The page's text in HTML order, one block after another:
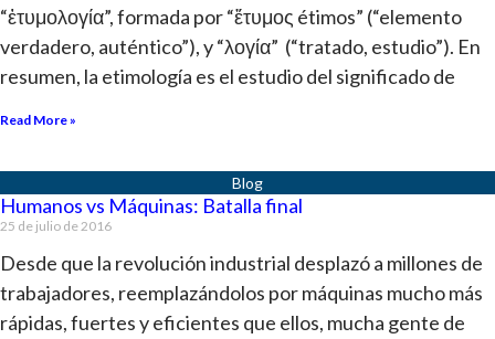
“ἐτυμολογία”, formada por “ἔτυμος étimos” (“elemento
verdadero, auténtico”), y “λογία” (“tratado, estudio”). En
resumen, la etimología es el estudio del significado de
Read More »
Humanos vs Máquinas: Batalla final
25 de julio de 2016
Desde que la revolución industrial desplazó a millones de
trabajadores, reemplazándolos por máquinas mucho más
rápidas, fuertes y eficientes que ellos, mucha gente de